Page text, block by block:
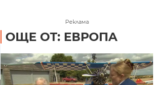
Реклама
ОЩЕ ОТ: ЕВРОПА